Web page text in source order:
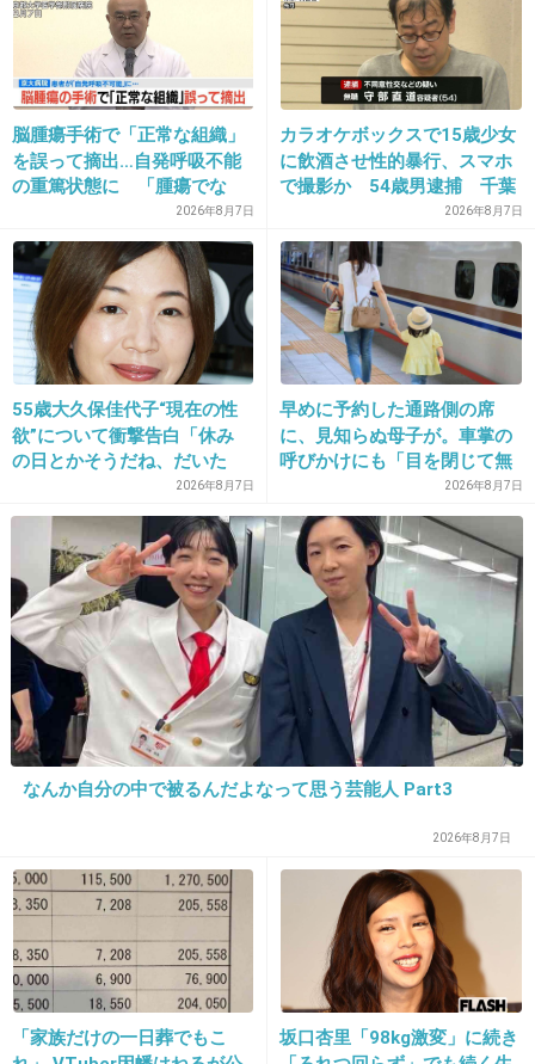
2013/06/10(月) 12:21:19
こういう画像見てると、本当に世界は広いんだ
なーって思います。
全部は無理でも、いくつか実際に見てみたいで
+47 -1
20. 匿名 2013/06/10(月) 12:21:37
いつか行けるように
午後からも仕事頑張ってくる！
-1
21. 匿名2013/06/10(月) 12:25:24
トルコもいいよねぇ
出典：picmedi.com
-2
＞3. アブラハム湖の氷の泡
なんだか絵みたいにも見えるね。
すごい不思議。
+33 -0
脳腫瘍手術で「正常な組織」
を誤って摘出…自発呼吸不能
の重篤状態に 「腫瘍でな
い」結果出ても“勘違い”で摘
出継続 通常の生活送ってい
た患者が手足も動かず 京大
病院
2026年8月7日
カラオケボックスで15歳少女
に飲酒させ性的暴行、スマホ
で撮影か 54歳男逮捕 千葉
2026年8月7日
55歳大久保佳代子“現在の性
欲”について衝撃告白「休み
の日とかそうだね、だいた
2026年8月7日
早めに予約した通路側の席
に、見知らぬ母子が。車掌の
呼びかけにも「目を閉じて無
視」して居座られました。無
理やり奪われた席は、結局“や
ったもん勝ち”になってしまう
のでしょうか？
2026年8月7日
なんか自分の中で被るんだよなって思う芸能人 Part3
2026年8月7日
「家族だけの一日葬でもこ
坂口杏里「98kg激変」に続き